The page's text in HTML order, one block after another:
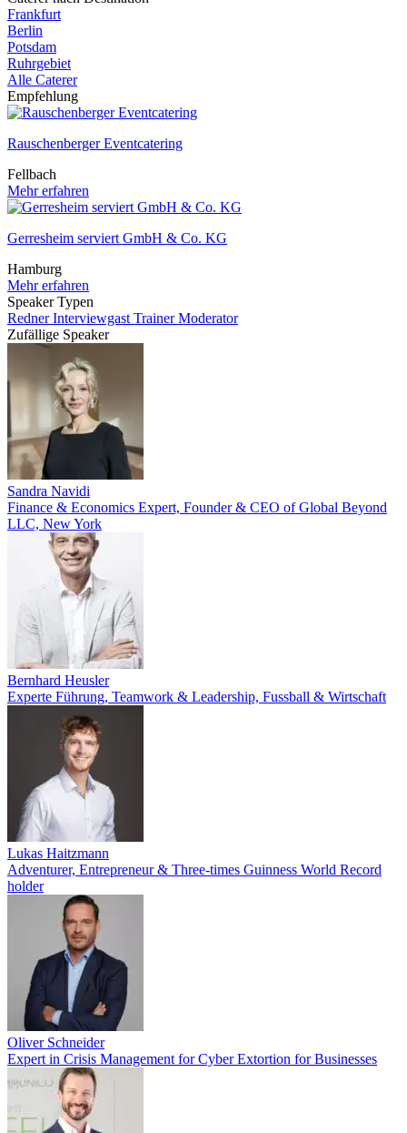
Frankfurt
Berlin
Potsdam
Ruhrgebiet
Alle Caterer
Empfehlung
Rauschenberger Eventcatering
Fellbach
Mehr erfahren
Gerresheim serviert GmbH & Co. KG
Hamburg
Mehr erfahren
Speaker Typen
RednerInterviewgast TrainerModerator
Zufällige Speaker
Sandra Navidi
Finance & Economics Expert, Founder & CEO of Global Beyond
LLC, New York
Bernhard Heusler
Experte Führung, Teamwork & Leadership, Fussball & Wirtschaft
Lukas Haitzmann
Adventurer, Entrepreneur & Three-times Guinness World Record
holder
Oliver Schneider
Expert in Crisis Management for Cyber Extortion for Businesses